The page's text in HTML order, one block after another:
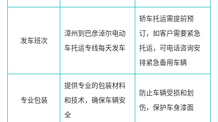
发车班次
漳州到巴彦淖尔电动
车托运专线每天发车
轿车托运需提前预
订，如客户需要紧急
托运，可电话咨询安
排紧急备用车辆
专业包装
提供专业的包装材料
和技术，确保车辆安
全
防止车辆受损和划
伤，保护车身漆面